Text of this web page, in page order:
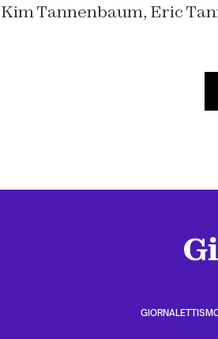
Kim Tannenbaum, Eric